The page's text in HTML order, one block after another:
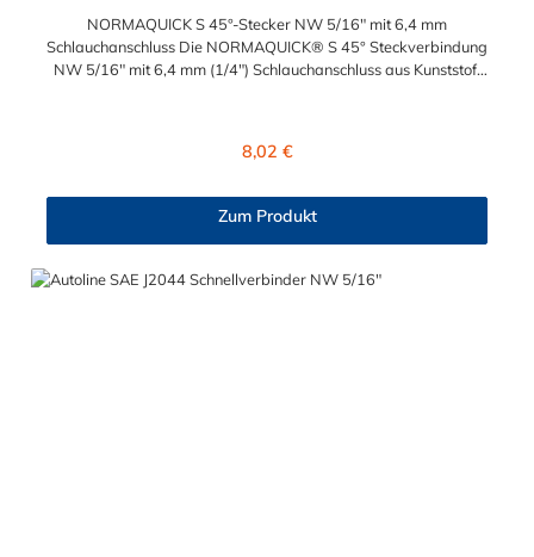
NORMAQUICK S 45°-Stecker NW 5/16" mit 6,4 mm
Schlauchanschluss Die NORMAQUICK® S 45° Steckverbindung
NW 5/16" mit 6,4 mm (1/4") Schlauchanschluss aus Kunststoff
Steckverbindung hat eine große Beständigkeit gegen
S 45° Steckverbindung NW 5/16" mit 6,4 mm (1/4")
Schlauchanschluss eignen sich ideal zum Anschluss von
medienführenden Leitungen und lassen sich ohne Werkzeug
schnell montieren.
Regulärer Preis:
8,02 €
Zum Produkt